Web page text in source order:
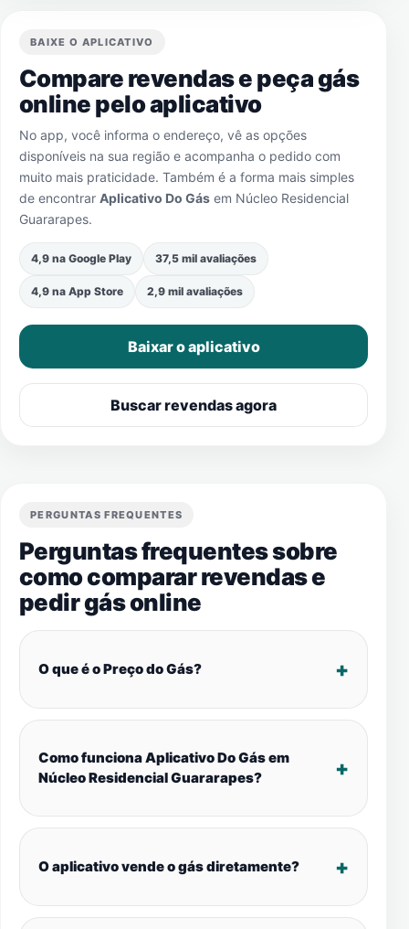
BAIXE O APLICATIVO
Compare revendas e peça gás
online pelo aplicativo
No app, você informa o endereço, vê as opções
disponíveis na sua região e acompanha o pedido com
muito mais praticidade. Também é a forma mais simples
de encontrar Aplicativo Do Gás em Núcleo Residencial
Guararapes.
4,9 na Google Play 37,5 mil avaliações
4,9 na App Store 2,9 mil avaliações
Baixar o aplicativo
Buscar revendas agora
PERGUNTAS FREQUENTES
Perguntas frequentes sobre
como comparar revendas e
pedir gás online
O que é o Preço do Gás?
Como funciona Aplicativo Do Gás em
Núcleo Residencial Guararapes?
O aplicativo vende o gás diretamente?